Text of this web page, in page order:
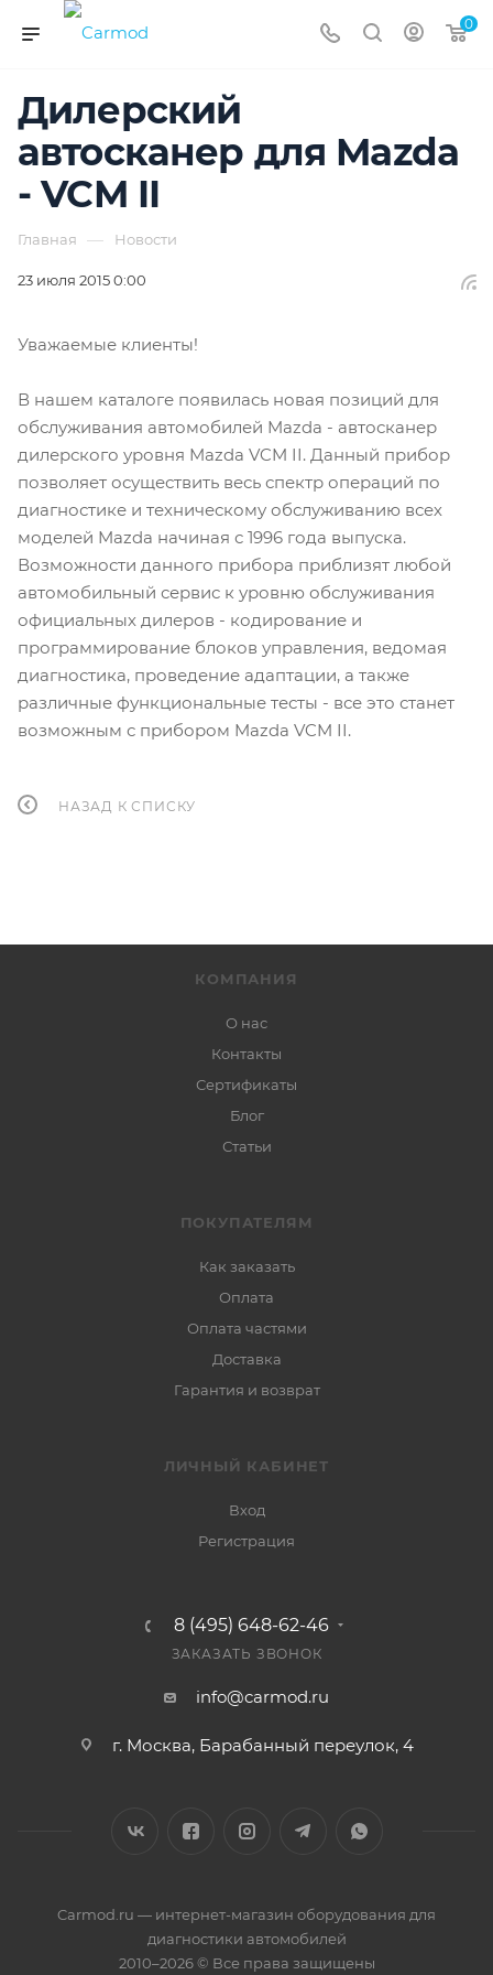
0
Дилерский
автосканер для Mazda
- VCM II
Главная — Новости
23 июля 2015 0:00
Уважаемые клиенты!
В нашем каталоге появилась новая позиций для
обслуживания автомобилей Mazda - автосканер
дилерского уровня Mazda VCM II. Данный прибор
позволяет осуществить весь спектр операций по
диагностике и техническому обслуживанию всех
моделей Mazda начиная с 1996 года выпуска.
Возможности данного прибора приблизят любой
автомобильный сервис к уровню обслуживания
официальных дилеров - кодирование и
программирование блоков управления, ведомая
диагностика, проведение адаптации, а также
различные функциональные тесты - все это станет
возможным с прибором Mazda VCM II.
НАЗАД К СПИСКУ
КОМПАНИЯ
О нас
Контакты
Сертификаты
Блог
Статьи
ПОКУПАТЕЛЯМ
Как заказать
Оплата
Оплата частями
Доставка
Гарантия и возврат
ЛИЧНЫЙ КАБИНЕТ
Вход
Регистрация
8 (495) 648-62-46
ЗАКАЗАТЬ ЗВОНОК
info@carmod.ru
г. Москва, Барабанный переулок, 4
Carmod.ru — интернет-магазин оборудования для
диагностики автомобилей
2010–2026 © Все права защищены